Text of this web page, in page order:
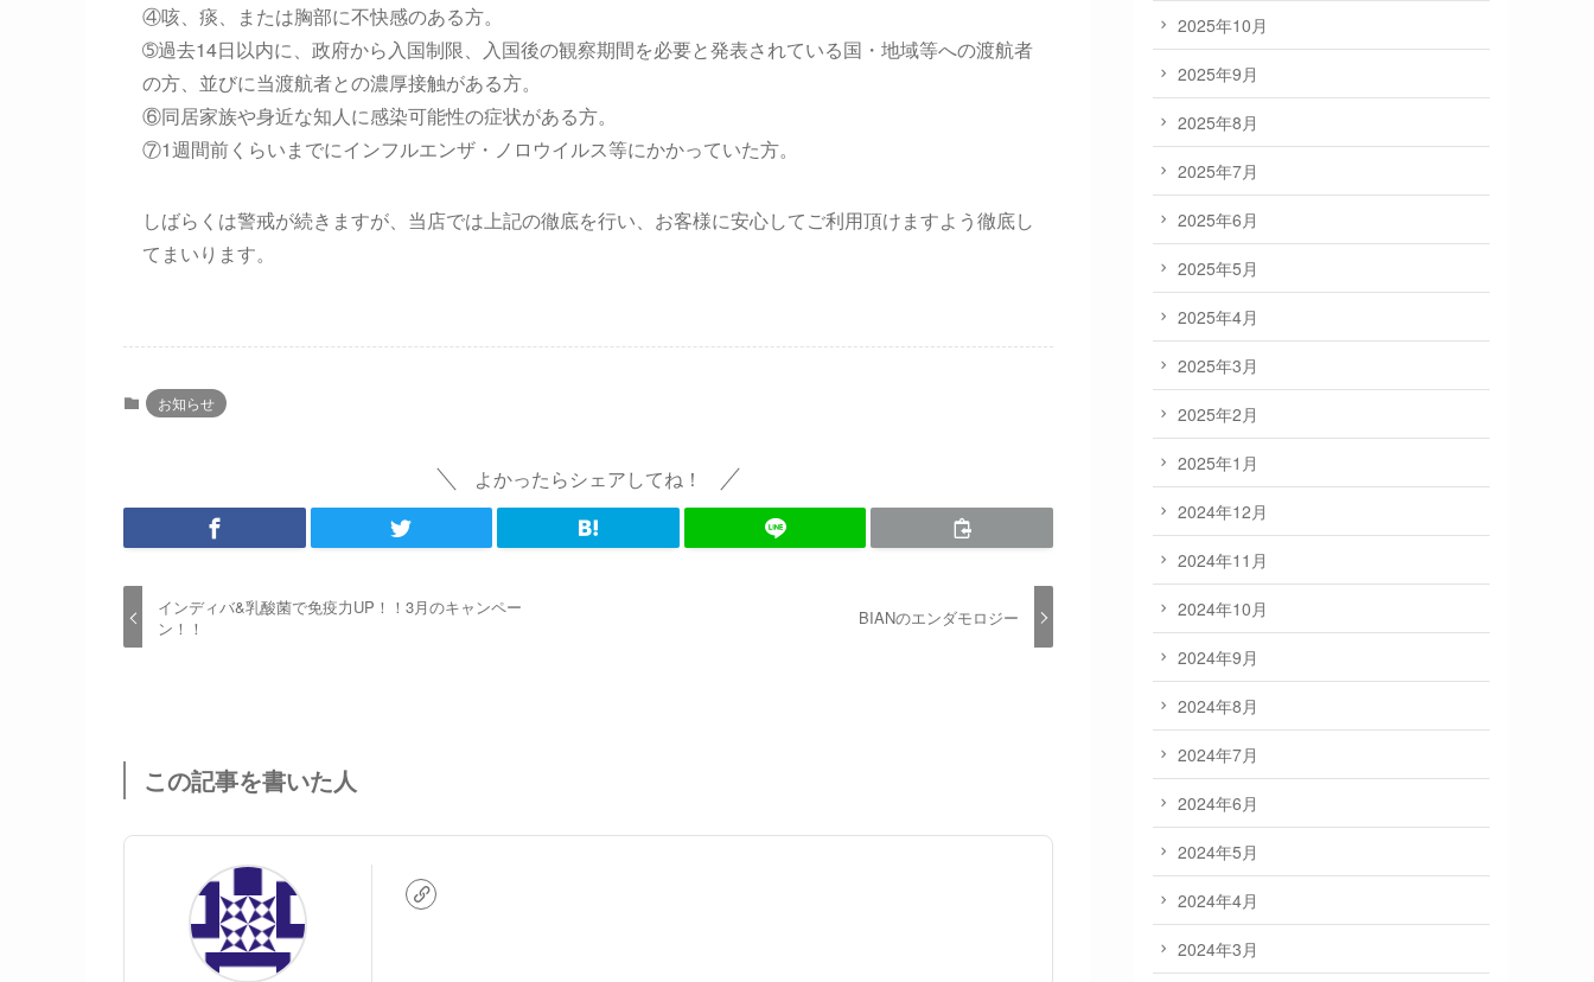
④咳、痰、または胸部に不快感のある方。
➄過去14日以内に、政府から入国制限、入国後の観察期間を必要と発表されている国・地域等への渡航者
の方、並びに当渡航者との濃厚接触がある方。
⑥同居家族や身近な知人に感染可能性の症状がある方。
⑦1週間前くらいまでにインフルエンザ・ノロウイルス等にかかっていた方。
しばらくは警戒が続きますが、当店では上記の徹底を行い、お客様に安心してご利用頂けますよう徹底し
てまいります。
お知らせ
よかったらシェアしてね！
インディバ&乳酸菌で免疫力UP！！3月のキャンペー
ン！！
BIANのエンダモロジー
この記事を書いた人
2025年10月
2025年9月
2025年8月
2025年7月
2025年6月
2025年5月
2025年4月
2025年3月
2025年2月
2025年1月
2024年12月
2024年11月
2024年10月
2024年9月
2024年8月
2024年7月
2024年6月
2024年5月
2024年4月
2024年3月